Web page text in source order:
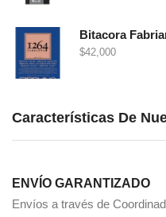
Bitacora
$42,000
Características De
ENVÍO GARANTIZADO
Envíos a través de